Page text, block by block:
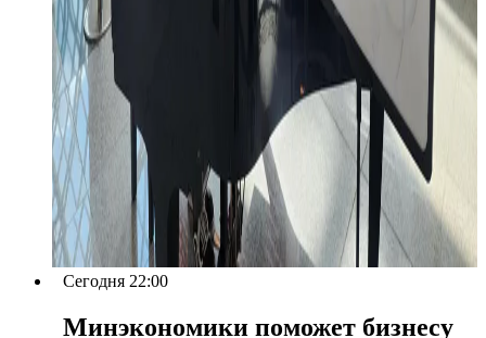
Сегодня 22:00
Минэкономики поможет бизнесу